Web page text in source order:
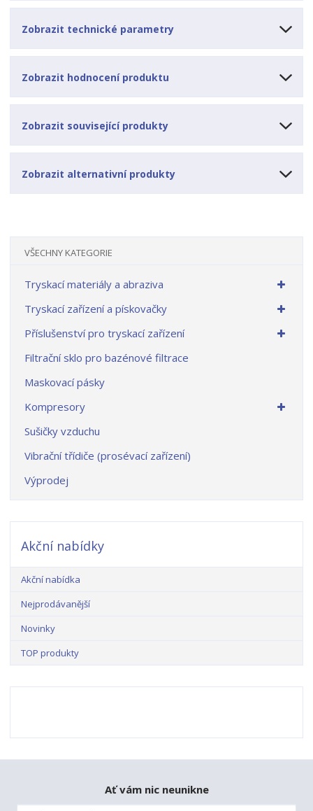
Zobrazit technické parametry
Zobrazit hodnocení produktu
Zobrazit související produkty
Zobrazit alternativní produkty
VŠECHNY KATEGORIE
Tryskací materiály a abraziva
Tryskací zařízení a pískovačky
Příslušenství pro tryskací zařízení
Filtrační sklo pro bazénové filtrace
Maskovací pásky
Kompresory
Sušičky vzduchu
Vibrační třídiče (prosévací zařízení)
Výprodej
Akční nabídky
Akční nabídka
Nejprodávanější
Novinky
TOP produkty
Ať vám nic neunikne